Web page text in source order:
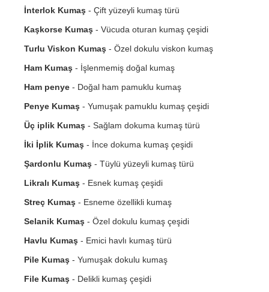
İnterlok Kumaş - Çift yüzeyli kumaş türü
Kaşkorse Kumaş - Vücuda oturan kumaş çeşidi
Turlu Viskon Kumaş - Özel dokulu viskon kumaş
Ham Kumaş - İşlenmemiş doğal kumaş
Ham penye - Doğal ham pamuklu kumaş
Penye Kumaş - Yumuşak pamuklu kumaş çeşidi
Üç iplik Kumaş - Sağlam dokuma kumaş türü
İki İplik Kumaş - İnce dokuma kumaş çeşidi
Şardonlu Kumaş - Tüylü yüzeyli kumaş türü
Likralı Kumaş - Esnek kumaş çeşidi
Streç Kumaş - Esneme özellikli kumaş
Selanik Kumaş - Özel dokulu kumaş çeşidi
Havlu Kumaş - Emici havlı kumaş türü
Pile Kumaş - Yumuşak dokulu kumaş
File Kumaş - Delikli kumaş çeşidi